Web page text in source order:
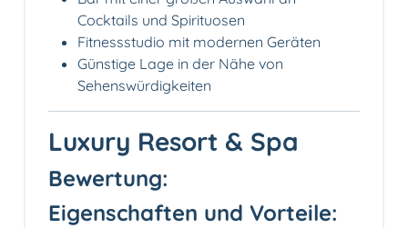
Cocktails und Spirituosen
Fitnessstudio mit modernen Geräten
Günstige Lage in der Nähe von
Sehenswürdigkeiten
Luxury Resort & Spa
Bewertung:
Eigenschaften und Vorteile: